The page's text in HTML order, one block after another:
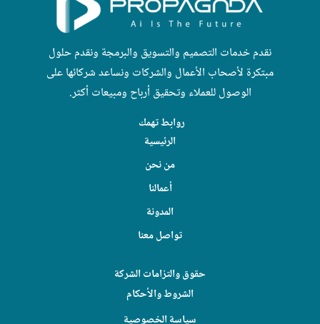
نقدم خدمات التصميم والتسويق والبرمجة ونقدم حلول
مبتكرة لأصحاب الأعمال والشركات ونساعد شركائها على
الوصول للعملاء وتحقيق أرباح ومبيعات أكثر.
روابط تهمك
الرئيسية
من نحن
أعمالنا
المدونة
تواصل معنا
حقوق والتزامات الشركة
الشروط والأحكام